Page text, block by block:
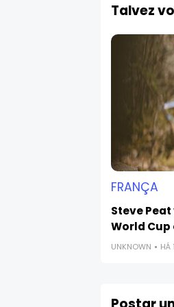
Talvez
FRANÇA
Steve Peat
World Cup
UNKNOWN HÁ